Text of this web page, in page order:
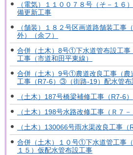
（電気）１１００７８号（そ－１６
備更新工事
（舗装）１８２号区画道路舗装工事
外）（余フ）
合併（土木）8号①下水道管布設工
工事（市道和田平東線）
合併（土木）9号①農道改良工事（
工事（R7-6）③（街路-19）配水管布
（土木）187号橋梁補修工事（R7-6）
（土木）198号水路改修工事（Ｒ７－
（土木）130066号雨水渠改良工事（
合併（土木）１０号①下水道管工事
１５）仮配水管布設工事